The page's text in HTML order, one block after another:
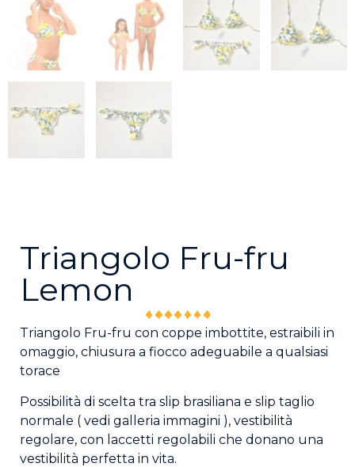
Triangolo Fru-fru
Lemon
Triangolo Fru-fru con coppe imbottite, estraibili in
omaggio, chiusura a fiocco adeguabile a qualsiasi
torace
Possibilità di scelta tra slip brasiliana e slip taglio
normale ( vedi galleria immagini ), vestibilità
regolare, con laccetti regolabili che donano una
vestibilità perfetta in vita.